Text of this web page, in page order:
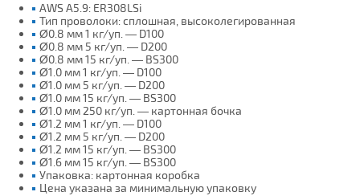
AWS A5.9: ER308LSi
Тип проволоки: сплошная, высоколегированная
Ø0.8 мм 1 кг/уп. — D100
Ø0.8 мм 5 кг/уп. — D200
Ø0.8 мм 15 кг/уп. — BS300
Ø1.0 мм 1 кг/уп. — D100
Ø1.0 мм 5 кг/уп. — D200
Ø1.0 мм 15 кг/уп. — BS300
Ø1.0 мм 250 кг/уп. — картонная бочка
Ø1.2 мм 1 кг/уп. — D100
Ø1.2 мм 5 кг/уп. — D200
Ø1.2 мм 15 кг/уп. — BS300
Ø1.6 мм 15 кг/уп. — BS300
Упаковка: картонная коробка
Цена указана за минимальную упаковку